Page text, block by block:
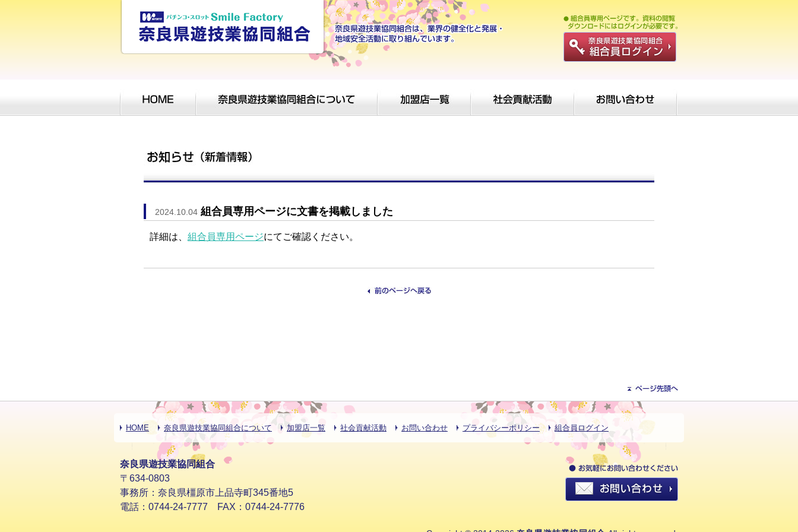
2024.10.04 組合員専用ページに文書を掲載しました
詳細は、 組合員専用ページにてご確認ください。
HOME 奈良県遊技業協同組合について 加盟店一覧 社会貢献活動 お問い合わせ プライバシーポリシー 組合員ログイン
奈良県遊技業協同組合
〒634-0803
事務所：奈良県橿原市上品寺町345番地5
電話：0744-24-7777 FAX：0744-24-7776